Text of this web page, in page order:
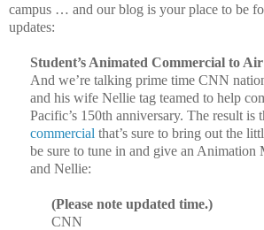
campus … and our blog is your place to be
updates:
Student’s Animated Commercial to
And we’re talking prime time CNN
and his wife Nellie tag teamed to help
Pacific’s 150th anniversary. The result is
commercial that’s sure to bring out the
be sure to tune in and give an
and Nellie:
(Please note updated time.)
CNN